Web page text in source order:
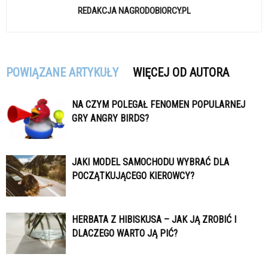
REDAKCJA NAGRODOBIORCY.PL
POWIĄZANE ARTYKUŁY WIĘCEJ OD AUTORA
NA CZYM POLEGAŁ FENOMEN POPULARNEJ
GRY ANGRY BIRDS?
JAKI MODEL SAMOCHODU WYBRAĆ DLA
POCZĄTKUJĄCEGO KIEROWCY?
HERBATA Z HIBISKUSA – JAK JĄ ZROBIĆ I
DLACZEGO WARTO JĄ PIĆ?